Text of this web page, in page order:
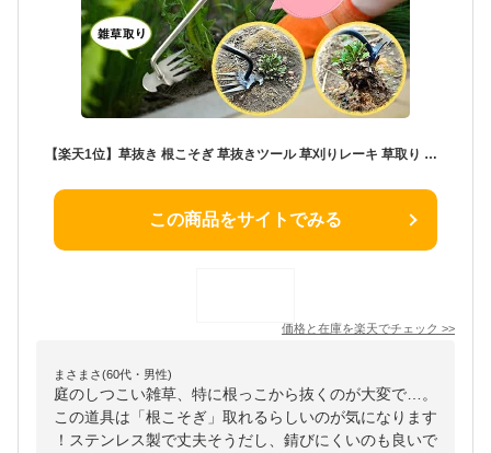
【楽天1位】草抜き 根こそぎ 草抜きツール 草刈りレーキ 草取り 道具 根こそぎ 草取り器 便利 グッズ 草抜き 器具 くわ 芝生 庭 根っこ 草むしり道具 草引き 雑草抜き 隙間 雑草取り器具 片手鍬 菜園鍬 ステンレス 園芸 4本鍬レーキ 小 ガーデン 土起こし器
この商品をサイトでみる
価格と在庫を楽天でチェック >>
まさまさ(60代・男性)
庭のしつこい雑草、特に根っこから抜くのが大変で…。
この道具は「根こそぎ」取れるらしいのが気になります
！ステンレス製で丈夫そうだし、錆びにくいのも良いで